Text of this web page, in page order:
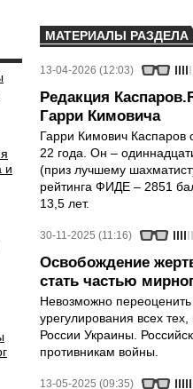
и
МАТЕРИАЛЫ РАЗДЕЛА
13-04-2026 (12:03)
Редакция
Гарри Кимовича
Гарри Кимович
22 года. Он –
(приз лучшему
рейтинга ФИДЕ – 2851
13,5 лет.
30-11-2025 (11:16)
Освобождение
стать частью
Невозможно
урегулирования всех
России Украины.
противникам войны.
13-05-2025 (09:35)